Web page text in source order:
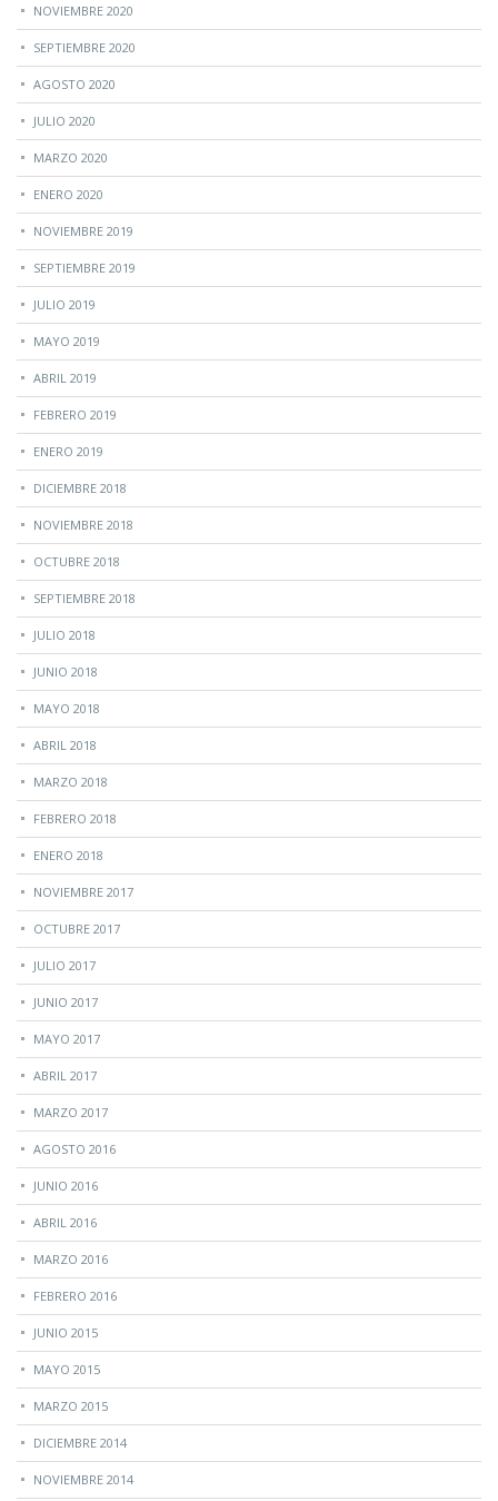
NOVIEMBRE 2020
SEPTIEMBRE 2020
AGOSTO 2020
JULIO 2020
MARZO 2020
ENERO 2020
NOVIEMBRE 2019
SEPTIEMBRE 2019
JULIO 2019
MAYO 2019
ABRIL 2019
FEBRERO 2019
ENERO 2019
DICIEMBRE 2018
NOVIEMBRE 2018
OCTUBRE 2018
SEPTIEMBRE 2018
JULIO 2018
JUNIO 2018
MAYO 2018
ABRIL 2018
MARZO 2018
FEBRERO 2018
ENERO 2018
NOVIEMBRE 2017
OCTUBRE 2017
JULIO 2017
JUNIO 2017
MAYO 2017
ABRIL 2017
MARZO 2017
AGOSTO 2016
JUNIO 2016
ABRIL 2016
MARZO 2016
FEBRERO 2016
JUNIO 2015
MAYO 2015
MARZO 2015
DICIEMBRE 2014
NOVIEMBRE 2014